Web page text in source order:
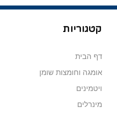
קטגוריות
דף הבית
אומגה וחומצות שומן
ויטמינים
מינרלים